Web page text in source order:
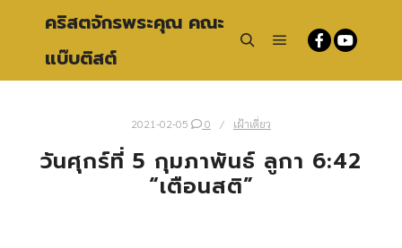
คริสตจักรพระคุณ คณะ
แบ๊บติสต์
2021-02-05 0 เฝ้าเดี่ยว
วันศุกร์ที่ 5 กุมภาพันธ์ ลูกา 6:42
“เตือนสติ”